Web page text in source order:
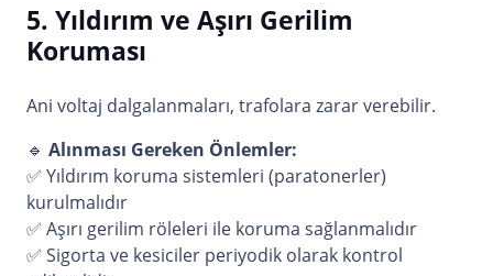
5. Yıldırım ve Aşırı Gerilim
Koruması
Ani voltaj dalgalanmaları, trafolara zarar verebilir.
🔹 Alınması Gereken Önlemler:
✅ Yıldırım koruma sistemleri (paratonerler)
kurulmalıdır
✅ Aşırı gerilim röleleri ile koruma sağlanmalıdır
✅ Sigorta ve kesiciler periyodik olarak kontrol